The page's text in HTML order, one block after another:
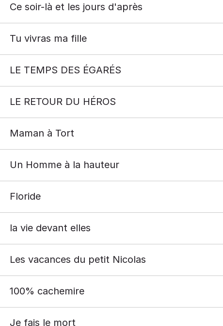
Ce soir-là et les jours d'après
Tu vivras ma fille
LE TEMPS DES ÉGARÉS
LE RETOUR DU HÉROS
Maman à Tort
Un Homme à la hauteur
Floride
la vie devant elles
Les vacances du petit Nicolas
100% cachemire
Je fais le mort